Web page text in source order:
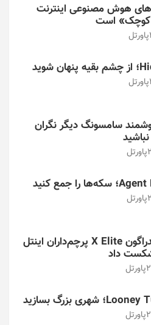
هوش مصنوعی اینترنت
کوچک» است
پاورتل
پاورتل
سامسونگ دیگر نگران
پاورتل
پاورتل
تراشه اسنپدراگون X Elite پرچم‌داران اینتل
پاورتل
پاورتل